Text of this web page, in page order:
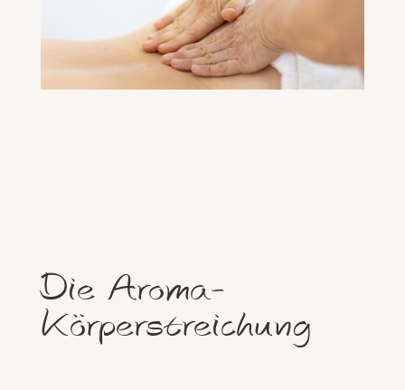
Die Aroma-
Körperstreichung